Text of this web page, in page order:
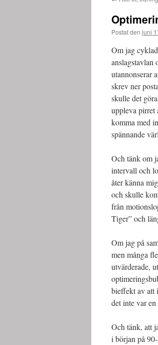
Postat den juni
Om jag
anslagstavlan
utannonserar
skrev ner
skulle det
uppleva pirret
komma med
spännande
Och tänk om
intervall och
åter känna
och skulle
från
Tiger” och
Om jag på
men många
utvärderade,
bieffekt av att
det inte var
Och tänk, att
i början på